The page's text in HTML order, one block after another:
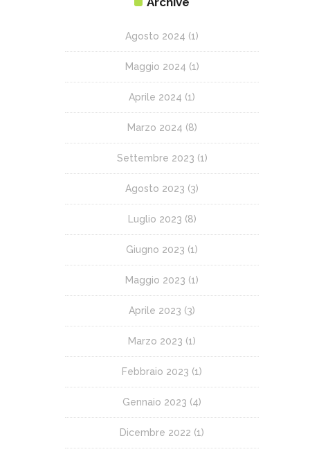
Agosto 2024 (1)
Maggio 2024 (1)
Aprile 2024 (1)
Marzo 2024 (8)
Settembre 2023 (1)
Agosto 2023 (3)
Luglio 2023 (8)
Giugno 2023 (1)
Maggio 2023 (1)
Aprile 2023 (3)
Marzo 2023 (1)
Febbraio 2023 (1)
Gennaio 2023 (4)
Dicembre 2022 (1)